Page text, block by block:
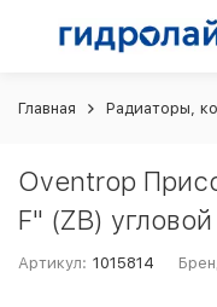
Главная Радиаторы,
Oventrop
F" (ZB)
Артикул: 1015814